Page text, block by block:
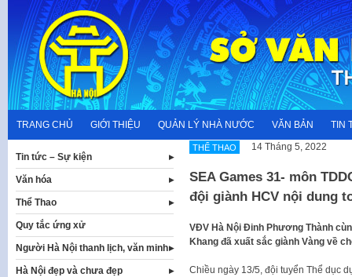
content
TRANG CHỦ GIỚI THIỆU QUẢN LÝ NHÀ NƯỚC VĂN BẢN TIN
THỂ THAO 14 Tháng 5, 2022
SEA Games 31- môn
đội giành HCV nội dung
VĐV Hà Nội Đinh Phương Thành
Khang đã xuất sắc giành Vàng về
Chiều ngày 13/5, đội tuyển Thể dục
Tin tức – Sự kiện
Văn hóa
Thể Thao
Quy tắc ứng xử
Người Hà Nội thanh lịch, văn minh
Hà Nội đẹp và chưa đẹp